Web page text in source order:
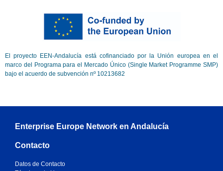
El proyecto EEN-Andalucía está cofinanciado por la Unión europea en el
marco del Programa para el Mercado Único (Single Market Programme SMP)
bajo el acuerdo de subvención nº 10213682
Enterprise Europe Network en Andalucía
Contacto
Datos de Contacto